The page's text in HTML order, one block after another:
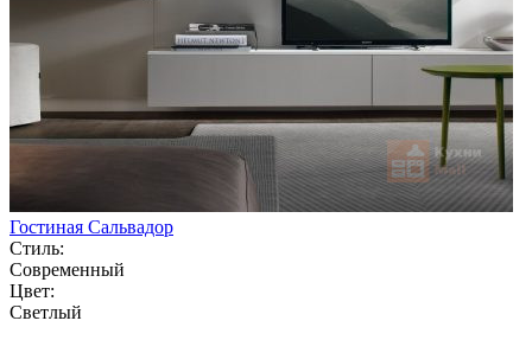
Гостиная Сальвадор
Стиль:
Современный
Цвет:
Светлый